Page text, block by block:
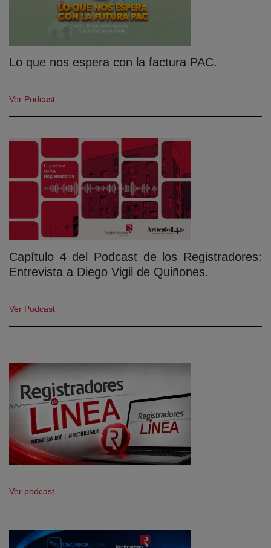
Lo que nos espera con la factura PAC.
Ver Podcast
Capítulo 4 del Podcast de los Registradores:
Entrevista a Diego Vigil de Quiñones.
Ver Podcast
Ver podcast